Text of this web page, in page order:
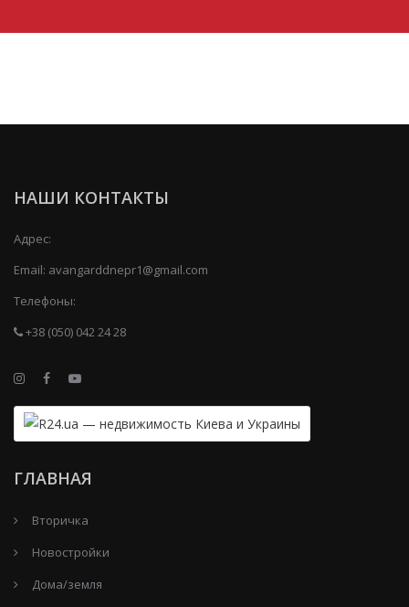
НАШИ КОНТАКТЫ
Адрес:
Email: avangarddnepr1@gmail.com
Телефоны:
+38 (050) 042 24 28
ГЛАВНАЯ
Вторичка
Новостройки
Дома/земля